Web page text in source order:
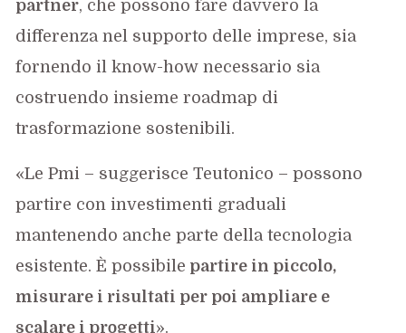
partner, che possono fare davvero la
differenza nel supporto delle imprese, sia
fornendo il know-how necessario sia
costruendo insieme roadmap di
trasformazione sostenibili.
«Le Pmi – suggerisce Teutonico – possono
partire con investimenti graduali
mantenendo anche parte della tecnologia
esistente. È possibile partire in piccolo,
misurare i risultati per poi ampliare e
scalare i progetti».